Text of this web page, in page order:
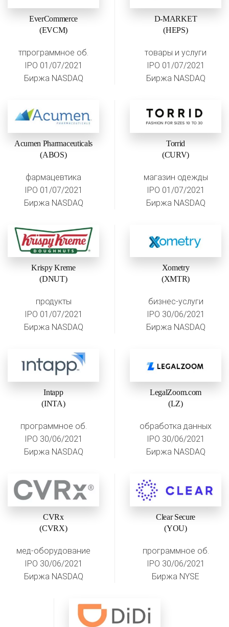
EverCommerce
(EVCM)
тпрограммное об.
IPO 01/07/2021
Биржа NASDAQ
D-MARKET
(HEPS)
товары и услуги
IPO 01/07/2021
Биржа NASDAQ
Acumen Pharmaceuticals
(ABOS)
фармацевтика
IPO 01/07/2021
Биржа NASDAQ
Torrid
(CURV)
магазин одежды
IPO 01/07/2021
Биржа NASDAQ
Krispy Kreme
(DNUT)
продукты
IPO 01/07/2021
Биржа NASDAQ
Xometry
(XMTR)
бизнес-услуги
IPO 30/06/2021
Биржа NASDAQ
Intapp
(INTA)
программное об.
IPO 30/06/2021
Биржа NASDAQ
LegalZoom.com
(LZ)
обработка данных
IPO 30/06/2021
Биржа NASDAQ
CVRx
(CVRX)
мед-оборудование
IPO 30/06/2021
Биржа NASDAQ
Clear Secure
(YOU)
программное об.
IPO 30/06/2021
Биржа NYSE